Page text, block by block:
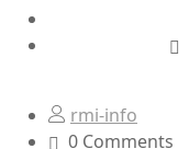
rmi-info
0 Comments